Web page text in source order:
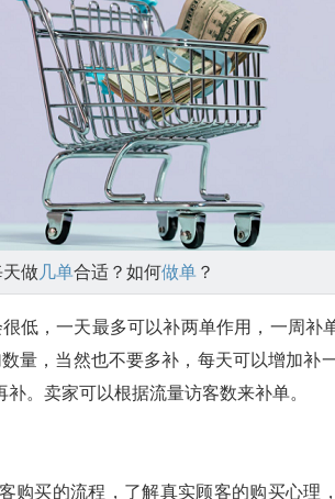
做几单合适？如何做单 ？
低，一天最多可以补两单作用，一周补
量，当然也不要多补，每天可以增加补
。卖家可以根据流量访客数来补单。
购买的流程，了解真实顾客的购买心理